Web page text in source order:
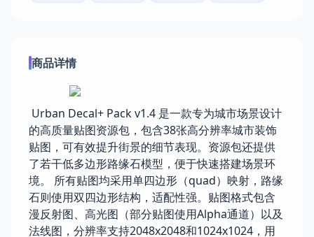
商品详情
Urban Decal+ Pack v1.4 是一款专为城市场景设计
的高质量贴图资源包，包含38张高分辨率城市装饰
贴图，可有效提升街景的细节表现。资源包还提供
了若干低多边形路缘石模型，便于快速搭建场景环
境。 所有贴图均采用单四边形（quad）映射，路缘
石则使用双四边形结构，适配性强。贴图格式包含
漫反射图、高光图（部分贴图使用Alpha通道）以及
法线图，分辨率支持2048x2048和1024x1024，用